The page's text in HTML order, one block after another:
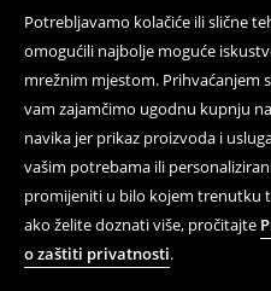
Potrebljavamo kolačiće ili slične
omogućili najbolje moguće
mrežnim mjestom. Prihvaćanjem
vam zajamčimo ugodnu kupnju
navika jer prikaz proizvoda i
vašim potrebama ili
promijeniti u bilo kojem trenutku
ako želite doznati više, pročitajte
o zaštiti privatnosti.